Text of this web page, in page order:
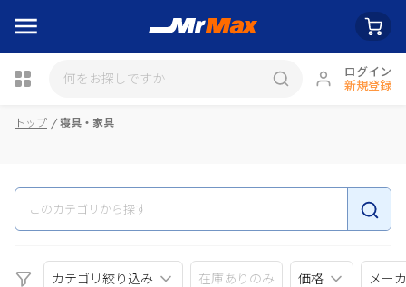
ログイン
新規登録
瓶詰
トップ 寝具・家具
カテゴリ絞り込み 在庫ありのみ 価格 メー